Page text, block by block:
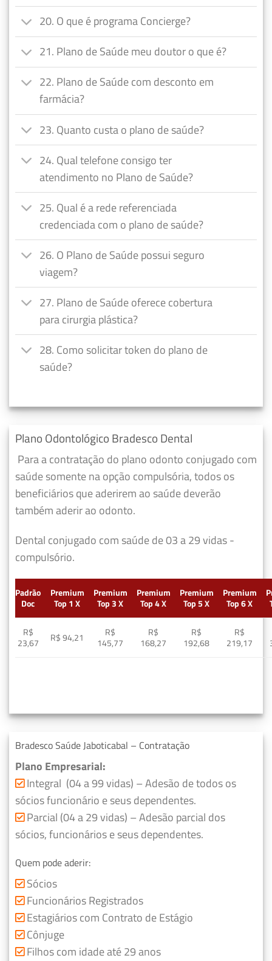
20. O que é programa Concierge?
21. Plano de Saúde meu doutor o que é?
22. Plano de Saúde com desconto em
farmácia?
23. Quanto custa o plano de saúde?
24. Qual telefone consigo ter
atendimento no Plano de Saúde?
25. Qual é a rede referenciada
credenciada com o plano de saúde?
26. O Plano de Saúde possui seguro
viagem?
27. Plano de Saúde oferece cobertura
para cirurgia plástica?
28. Como solicitar token do plano de
saúde?
Plano Odontológico Bradesco Dental
Para a contratação do plano odonto conjugado com
saúde somente na opção compulsória, todos os
beneficiários que aderirem ao saúde deverão
também aderir ao odonto.
Dental conjugado com saúde de 03 a 29 vidas -
compulsório.
Padrão
Doc
Premium
Top 1 X
Premium
Top 3 X
Premium
Top 4 X
Premium
Top 5 X
Premium
Top 6 X
R$
23,67
R$ 94,21
R$
145,77
R$
168,27
R$
192,68
R$
219,17
Bradesco Saúde Jaboticabal – Contratação
Plano Empresarial:
Integral (04 a 99 vidas) – Adesão de todos os
sócios funcionário e seus dependentes.
Parcial (04 a 29 vidas) – Adesão parcial dos
sócios, funcionários e seus dependentes.
Quem pode aderir:
Sócios
Funcionários Registrados
Estagiários com Contrato de Estágio
Cônjuge
Filhos com idade até 29 anos